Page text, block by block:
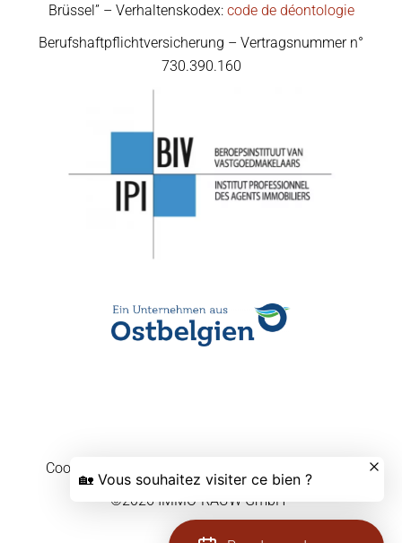
Brüssel” – Verhaltenskodex: code de déontologie
Berufshaftpflichtversicherung – Vertragsnummer n°
730.390.160
Cookie-Einstellungen ändern
©2026 IMMO-RAUW GmbH